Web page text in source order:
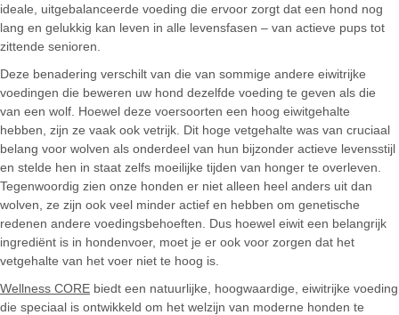
ideale, uitgebalanceerde voeding die ervoor zorgt dat een hond nog
lang en gelukkig kan leven in alle levensfasen – van actieve pups tot
zittende senioren.
Deze benadering verschilt van die van sommige andere eiwitrijke
voedingen die beweren uw hond dezelfde voeding te geven als die
van een wolf. Hoewel deze voersoorten een hoog eiwitgehalte
hebben, zijn ze vaak ook vetrijk. Dit hoge vetgehalte was van cruciaal
belang voor wolven als onderdeel van hun bijzonder actieve levensstijl
en stelde hen in staat zelfs moeilijke tijden van honger te overleven.
Tegenwoordig zien onze honden er niet alleen heel anders uit dan
wolven, ze zijn ook veel minder actief en hebben om genetische
redenen andere voedingsbehoeften. Dus hoewel eiwit een belangrijk
ingrediënt is in hondenvoer, moet je er ook voor zorgen dat het
vetgehalte van het voer niet te hoog is.
Wellness CORE biedt een natuurlijke, hoogwaardige, eiwitrijke voeding
die speciaal is ontwikkeld om het welzijn van moderne honden te